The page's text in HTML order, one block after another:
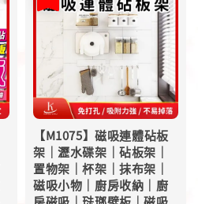
【M1075】磁吸連體砧板
架｜瀝水碟架｜砧板架｜
置物架｜杯架｜抹布架｜
磁吸小物｜廚房收納｜廚